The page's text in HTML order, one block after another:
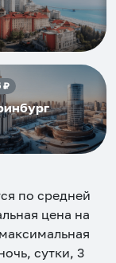
₽
по средней
цена на
сутки, 3